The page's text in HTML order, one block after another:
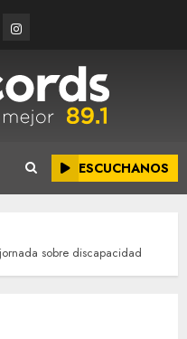
Instagram
ESCUCHANOS
sobre discapacidad